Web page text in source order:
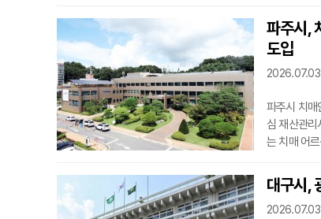
설 성능평가
원스톱 종합
현장 맞춤형
파주시,
도입
파주시 치매
심 재산관
는 치매 어
하는 데 초
국민연금공
안전하게
대구시,